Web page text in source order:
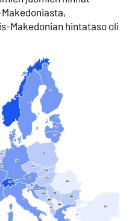
Makedonian hintataso oli